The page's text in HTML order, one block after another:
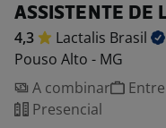
ASSISTENTE DE
4,3 Lactalis Brasil
Pouso Alto - MG
A combinar
Presencial